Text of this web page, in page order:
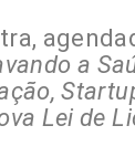
a
Lei de